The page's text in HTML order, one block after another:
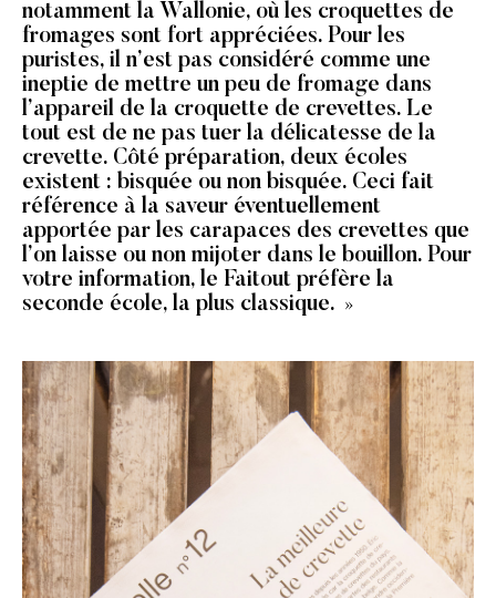
notamment la Wallonie, où les croquettes de
fromages sont fort appréciées. Pour les
puristes, il n’est pas considéré comme une
ineptie de mettre un peu de fromage dans
l’appareil de la croquette de crevettes. Le
tout est de ne pas tuer la délicatesse de la
crevette. Côté préparation, deux écoles
existent : bisquée ou non bisquée. Ceci fait
référence à la saveur éventuellement
apportée par les carapaces des crevettes que
l’on laisse ou non mijoter dans le bouillon. Pour
votre information, le Faitout préfère la
seconde école, la plus classique.